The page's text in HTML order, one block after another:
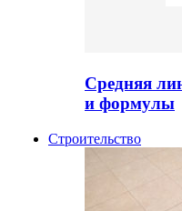
Средняя
и формулы
Строительство